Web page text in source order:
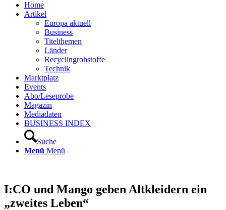
Home
Artikel
Europa aktuell
Business
Titelthemen
Länder
Recyclingrohstoffe
Technik
Marktplatz
Events
Abo/Leseprobe
Magazin
Mediadaten
BUSINESS INDEX
Suche
Menü Menü
I:CO und Mango geben Altkleidern ein
„zweites Leben“